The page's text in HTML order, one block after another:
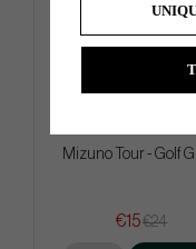
Mizuno Tour - Golf
€15€24